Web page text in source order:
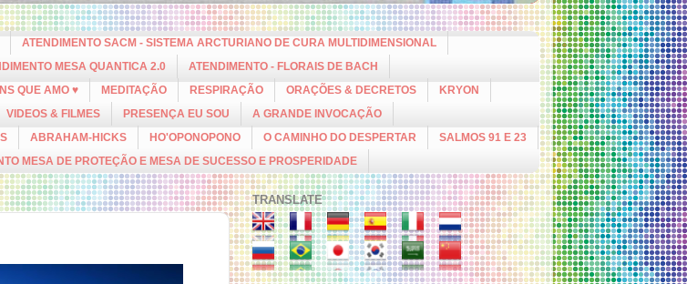
ATENDIMENTO SACM - SISTEMA ARCTURIANO DE CURA MULTIDIMENSIONAL
MESA QUANTICA 2.0
ATENDIMENTO - FLORAIS DE BACH
QUE AMO ♥ MEDITAÇÃO RESPIRAÇÃO ORAÇÕES & DECRETOS
KRYON
VIDEOS & FILMES PRESENÇA EU SOU
A GRANDE INVOCAÇÃO
ABRAHAM-HICKS HO'OPONOPONO O CAMINHO DO DESPERTAR
SALMOS 91 E 23
MESA DE PROTEÇÃO E MESA DE SUCESSO E PROSPERIDADE
TRANSLATE